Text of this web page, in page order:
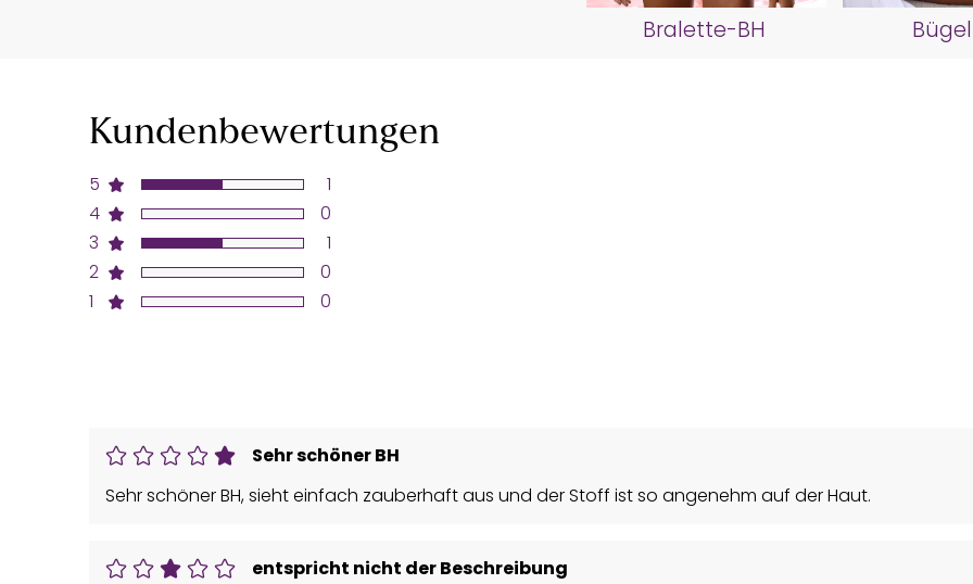
Bralette-BH
Kundenbewertungen
5
4
3
2
1
1
0
1
0
0
Sehr schöner BH
Sehr schöner BH, sieht einfach zauberhaft aus und der Stoff ist so angenehm auf der Haut.
entspricht nicht der Beschreibung